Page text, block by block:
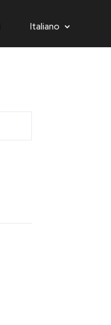
Italiano